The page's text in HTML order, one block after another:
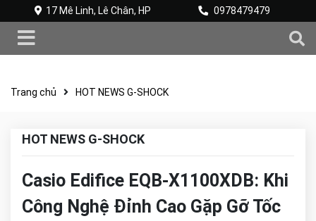
17 Mê Linh, Lê Chân, HP 0978479479
Trang chủ HOT NEWS G-SHOCK
HOT NEWS G-SHOCK
Casio Edifice EQB-X1100XDB: Khi
Công Nghệ Đỉnh Cao Gặp Gỡ Tốc